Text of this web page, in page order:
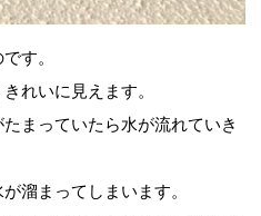
す。
れいに見えます。
まっていたら水が流れていき
溜まってしまいます。